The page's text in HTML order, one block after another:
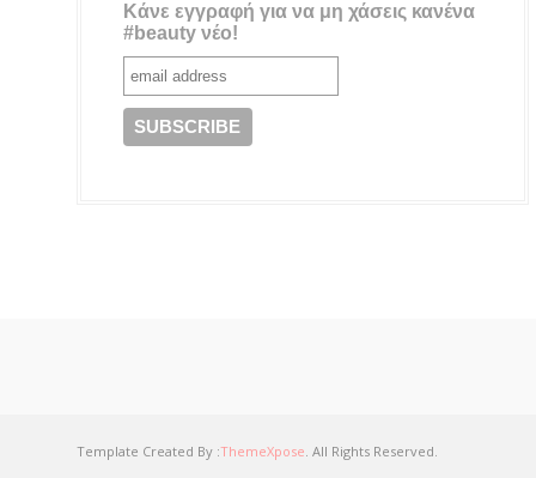
Κάνε εγγραφή για να μη χάσεις κανένα
#beauty νέο!
Template Created By :ThemeXpose. All Rights Reserved.